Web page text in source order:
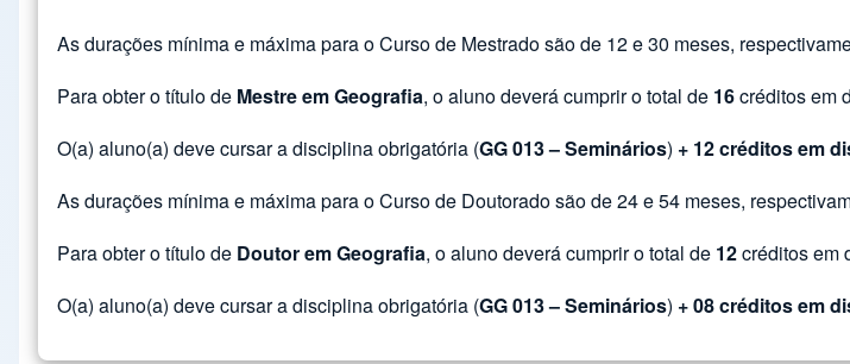
As durações mínima e máxima para o Curso de Mestrado são de 12 e 30 meses,
Para obter o título de Mestre em Geografia, o aluno deverá cumprir o total de 16créditos em
O(a) aluno(a) deve cursar a disciplina obrigatória (GG 013 – Seminários) + 12 créditos em
As durações mínima e máxima para o Curso de Doutorado são de 24 e 54 meses,
Para obter o título de Doutor em Geografia, o aluno deverá cumprir o total de 12créditos em
O(a) aluno(a) deve cursar a disciplina obrigatória (GG 013 – Seminários) + 08 créditos em